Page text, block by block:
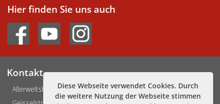
Diese Webseite verwendet Cookies. Durch
die weitere Nutzung der Webseite stimmen
Hier finden Sie uns auch
Kontakt
Allerweltshaus Köln e.V.